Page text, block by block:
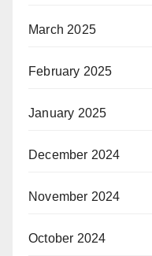
March 2025
February 2025
January 2025
December 2024
November 2024
October 2024